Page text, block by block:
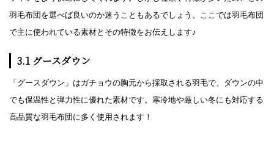
羽毛布団を選べば良いのか迷うこともあるでしょう。ここでは羽毛布団
で主に使われている素材とその特徴をお伝えします♪
3.1 グースダウン
「グースダウン」はガチョウの胸元から採取される羽毛で、ダウンの中
でも保温性と弾力性に優れた素材です。寒冷地や厳しい冬にも対応する
高品質な羽毛布団に多く使用されます！